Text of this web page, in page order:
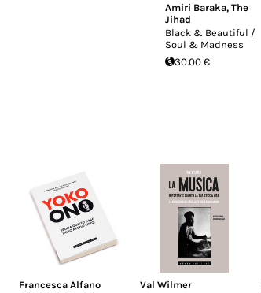
Amiri Baraka, The
Jihad
Black & Beautiful /
Soul & Madness
30.00 €
Francesca Alfano
Val Wilmer